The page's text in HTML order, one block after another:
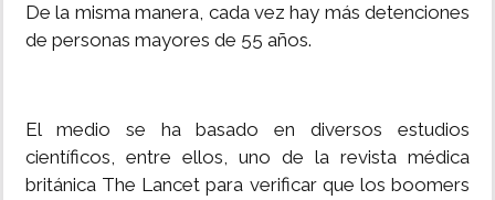
De la misma manera, cada vez hay más detenciones
de personas mayores de 55 años.
El medio
se ha basado en diversos estudios
científicos, entre ellos, uno de la revista médica
británica The Lancet para verificar que los boomers